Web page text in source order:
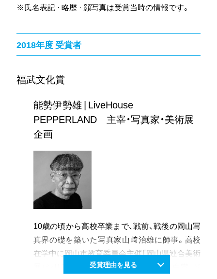
※氏名表記 · 略歴 · 顔写真は受賞当時の情報です。
2018年度 受賞者
福武文化賞
能勢伊勢雄 | LiveHouse
PEPPERLAND 主宰・写真家・美術展
企画
10歳の頃から高校卒業まで、戦前、戦後の岡山写
真界の礎を築いた写真家山﨑治雄に師事。高校
在学中に岡山市教育委員会主催「岡山県連合美術
展」シリアスフォト部門で会長賞、金賞、白賞、ド
受賞理由を見る